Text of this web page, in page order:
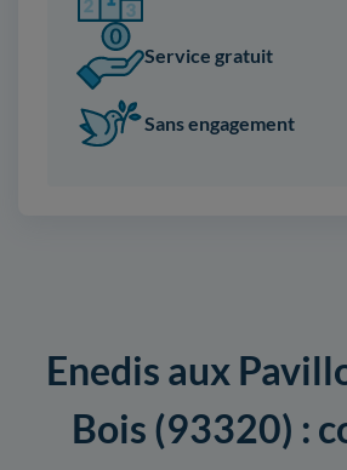
Service gratuit
Sans engagement
Enedis aux
Bois (93320) :